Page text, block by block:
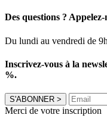
Des questions ?
Du lundi au vendredi de
Inscrivez-vous à la
%.
S'ABONNER >
Merci de votre inscription